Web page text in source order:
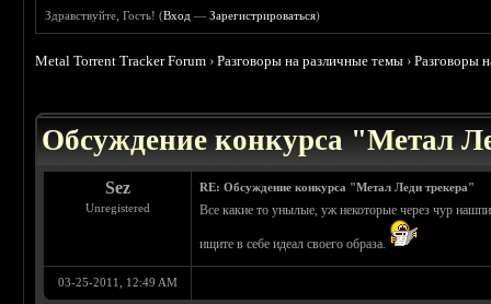
Здравствуйте, Гость! (Вход —Зарегистрироваться)
Metal Torrent Tracker Forum ›Разговоры на различные темы ›Разговоры
Обсуждение конкурса "Метал
Sez
Unregistered
RE: Обсуждение конкурса "Метал Леди трекера"
Все какие то унылые, уж некоторые через чур
ищите в себе идеал своего образа.
03-25-2011, 12:49 AM